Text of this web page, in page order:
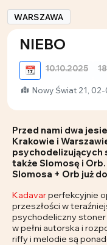
WARSZAWA
NIEBO
📆 10.10.2025
Nowy Świat 21,
Przed nami dwa
Krakowie i
psychodelizujących
także Slomosę i
Slomosa + Orb już
Kadavarperfekcyjnie
przeszłości w
psychodeliczny stoner
w pełni autorska i
riffy i melodie są